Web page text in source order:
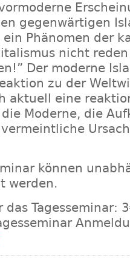
gegenwärtigen
Phänomen der
nicht
Der moderne
zu der
aktuell eine
Moderne, die
können
werden.
Tagesseminar: